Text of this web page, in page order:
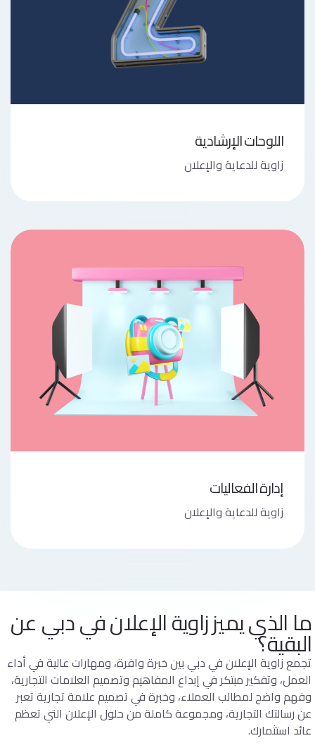
اللوحات الإرشادية
زاوية للدعاية والإعلان
إدارة الفعاليات
زاوية للدعاية والإعلان
ما الذي يميز زاوية الإعلان في دبي عن
البقية؟
تجمع زاوية الإعلان في دبي بين خبرة وافرة، ومهارات عالية في أداء
العمل، وتفكير مبتكر في إبداع المفاهيم وتصميم العلامات التجارية،
وفهم واضح لمطالب العملاء، وخبرة في تصميم علامة تجارية تعبر
عن رسالتك التجارية، ومجموعة كاملة من حلول الإعلان التي تعظم
عائد استثمارك.